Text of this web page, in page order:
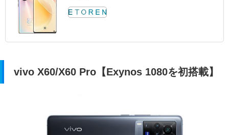
vivo X60/X60 Pro【Exynos 1080を初搭載】